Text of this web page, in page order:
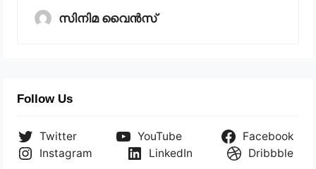
സിനിമ വൈൻസ്
Follow Us
Twitter YouTube
Facebook
Instagram
LinkedIn Dribbble